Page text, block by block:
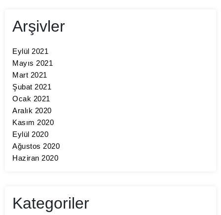
Arşivler
Eylül 2021
Mayıs 2021
Mart 2021
Şubat 2021
Ocak 2021
Aralık 2020
Kasım 2020
Eylül 2020
Ağustos 2020
Haziran 2020
Kategoriler